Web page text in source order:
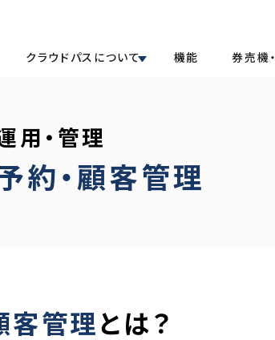
クラウドパスについて 機能 券売機
用・管理
約・顧客管理
客管理とは？